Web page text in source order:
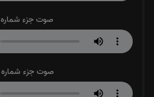
صوت جزء شماره 12
صوت جزء شماره 13